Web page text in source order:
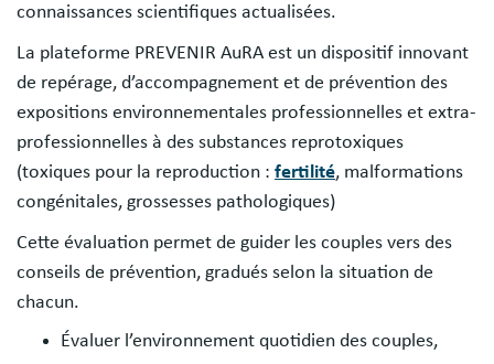
connaissances scientifiques actualisées.
La plateforme PREVENIR AuRA est un dispositif innovant
de repérage, d’accompagnement et de prévention des
expositions environnementales professionnelles et extra-
professionnelles à des substances reprotoxiques
(toxiques pour la reproduction : fertilité, malformations
congénitales, grossesses pathologiques)
Cette évaluation permet de guider les couples vers des
conseils de prévention, gradués selon la situation de
chacun.
Évaluer l’environnement quotidien des couples,